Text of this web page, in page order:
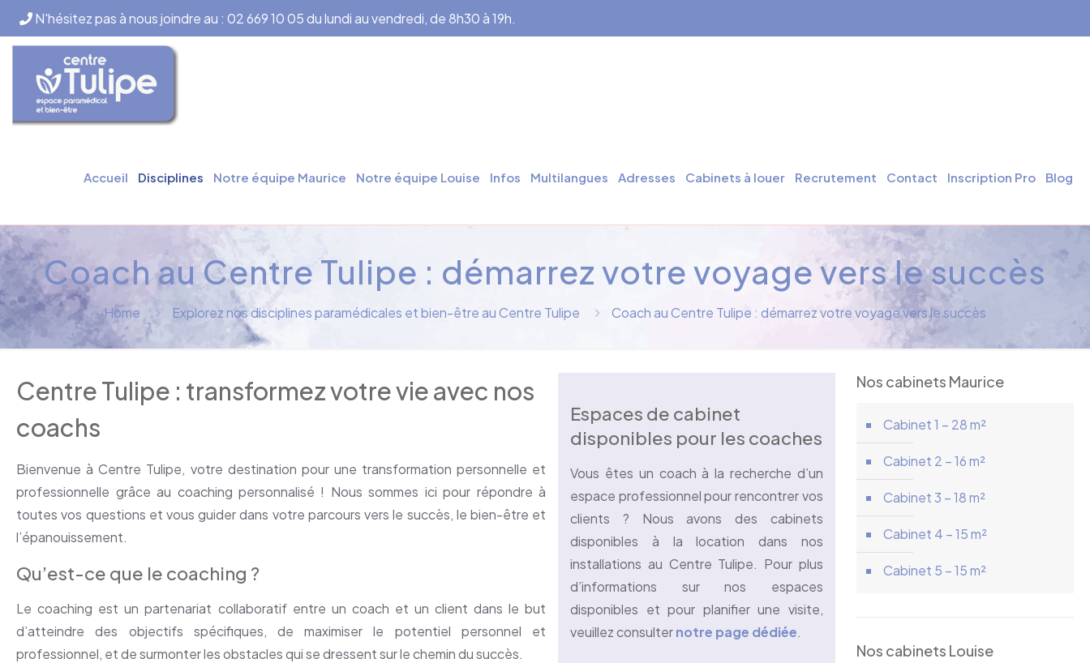
N'hésitez pas à nous joindre au : 02 669 10 05 du lundi au vendredi, de 8h30 à 19h.
Accueil Disciplines Notre équipe Maurice Notre équipe Louise Infos Multilangues Adresses Cabinets à louer Recrutement Contact Inscription Pro Blog
Coach au Centre Tulipe : démarrez votre voyage vers le succès
Home Explorez nos disciplines paramédicales et bien-être au Centre Tulipe Coach au Centre Tulipe : démarrez votre voyage vers le succès
Centre Tulipe : transformez votre vie avec nos
coachs
Bienvenue à Centre Tulipe, votre destination pour une transformation personnelle et
professionnelle grâce au coaching personnalisé ! Nous sommes ici pour répondre à
toutes vos questions et vous guider dans votre parcours vers le succès, le bien-être et
l’épanouissement.
Qu’est-ce que le coaching ?
Le coaching est un partenariat collaboratif entre un coach et un client dans le but
d’atteindre des objectifs spécifiques, de maximiser le potentiel personnel et
professionnel, et de surmonter les obstacles qui se dressent sur le chemin du succès.
Espaces de cabinet
disponibles pour les coaches
Vous êtes un coach à la recherche d’un
espace professionnel pour rencontrer vos
clients ? Nous avons des cabinets
disponibles à la location dans nos
installations au Centre Tulipe. Pour plus
d’informations sur nos espaces
disponibles et pour planifier une visite,
veuillez consulternotre page dédiée.
Nos cabinets Maurice
Cabinet 1 – 28 m²
Cabinet 2 – 16 m²
Cabinet 3 – 18 m²
Cabinet 4 – 15 m²
Cabinet 5 – 15 m²
Nos cabinets Louise